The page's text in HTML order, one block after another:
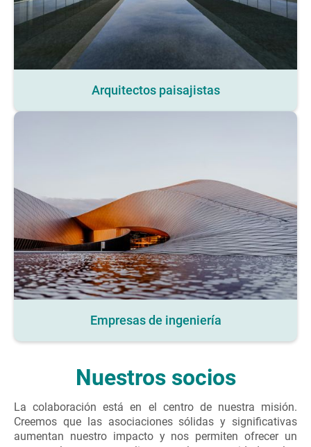
Arquitectos paisajistas
Empresas de ingeniería
Nuestros socios
La colaboración está en el centro de nuestra misión.
Creemos que las asociaciones sólidas y significativas
aumentan nuestro impacto y nos permiten ofrecer un